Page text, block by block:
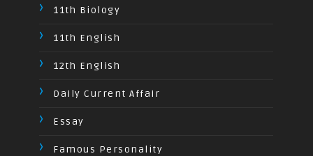
11th Biology
11th English
12th English
Daily Current Affair
Essay
Famous Personality